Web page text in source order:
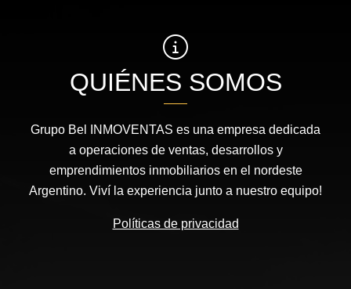
QUIÉNES SOMOS
Grupo Bel INMOVENTAS es una empresa dedicada
a operaciones de ventas, desarrollos y
emprendimientos inmobiliarios en el nordeste
Argentino. Viví la experiencia junto a nuestro equipo!
Políticas de privacidad